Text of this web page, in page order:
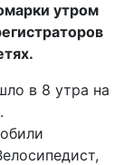
утром
в 8 утра на